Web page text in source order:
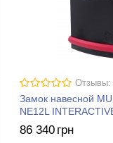
Отзывы:
Замок навесной
NE12L
86 340 грн